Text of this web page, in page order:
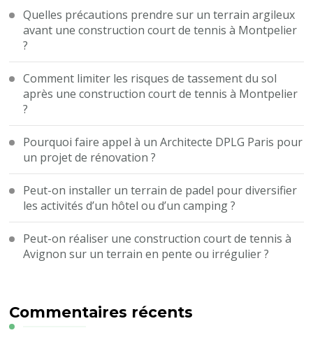
Quelles précautions prendre sur un terrain argileux
avant une construction court de tennis à Montpelier
?
Comment limiter les risques de tassement du sol
après une construction court de tennis à Montpelier
?
Pourquoi faire appel à un Architecte DPLG Paris pour
un projet de rénovation ?
Peut-on installer un terrain de padel pour diversifier
les activités d’un hôtel ou d’un camping ?
Peut-on réaliser une construction court de tennis à
Avignon sur un terrain en pente ou irrégulier ?
Commentaires récents